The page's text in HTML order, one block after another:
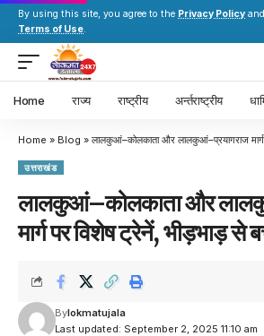
By using this site, you agree to the Privacy Policy and
Terms of Use.
Home राज्य राष्ट्रीय अर्न्तराष्ट्रीय
Home » Blog » लालकुआं–कोलकाता और लालकुआं–प्रयागराज
उत्तराखंड
लालकुआं–कोलकाता और
मार्ग पर विशेष ट्रेनें, भीड़भाड़ से
Last updated: September 2, 2025 11:10 am
Bylokmatujala